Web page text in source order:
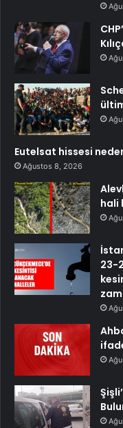
Eutelsat hissesi
Ağustos 8, 2026
hali
23-